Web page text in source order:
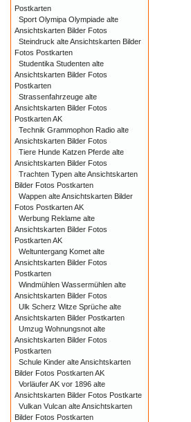
Postkarten
Sport Olymipa Olympiade alte
Ansichtskarten Bilder Fotos
Steindruck alte Ansichtskarten Bilder
Fotos Postkarten
Studentika Studenten alte
Ansichtskarten Bilder Fotos
Postkarten
Strassenfahrzeuge alte
Ansichtskarten Bilder Fotos
Postkarten AK
Technik Grammophon Radio alte
Ansichtskarten Bilder Fotos
Tiere Hunde Katzen Pferde alte
Ansichtskarten Bilder Fotos
Trachten Typen alte Ansichtskarten
Bilder Fotos Postkarten
Wappen alte Ansichtskarten Bilder
Fotos Postkarten AK
Werbung Reklame alte
Ansichtskarten Bilder Fotos
Postkarten AK
Weltuntergang Komet alte
Ansichtskarten Bilder Fotos
Postkarten
Windmühlen Wassermühlen alte
Ansichtskarten Bilder Fotos
Ulk Scherz Witze Sprüche alte
Ansichtskarten Bilder Postkarten
Umzug Wohnungsnot alte
Ansichtskarten Bilder Fotos
Postkarten
Schule Kinder alte Ansichtskarten
Bilder Fotos Postkarten AK
Vorläufer AK vor 1896 alte
Ansichtskarten Bilder Fotos Postkarte
Vulkan Vulcan alte Ansichtskarten
Bilder Fotos Postkarten